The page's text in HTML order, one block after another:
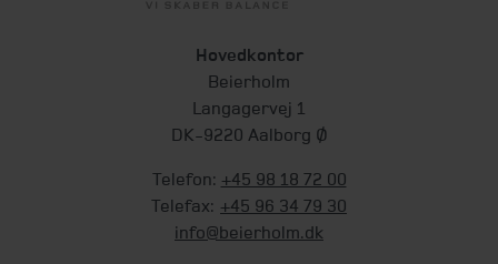
Hovedkontor
Beierholm
Langagervej 1
DK-9220 Aalborg Ø
Telefon: +45 98 18 72 00
Telefax: +45 96 34 79 30
info@beierholm.dk